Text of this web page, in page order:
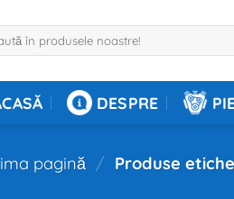
DESPRE
pagină / Produse